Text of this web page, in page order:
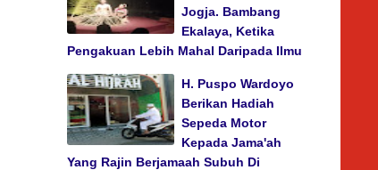
Jogja. Bambang
Ekalaya, Ketika
Pengakuan Lebih Mahal Daripada Ilmu
H. Puspo Wardoyo
Berikan Hadiah
Sepeda Motor
Kepada Jama'ah
Yang Rajin Berjamaah Subuh Di